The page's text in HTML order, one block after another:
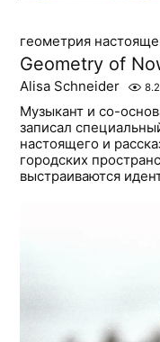
геометрия
Geometry of
Alisa Schneider
Музыкант и со-
записал
настоящего и
городских
выстраиваются